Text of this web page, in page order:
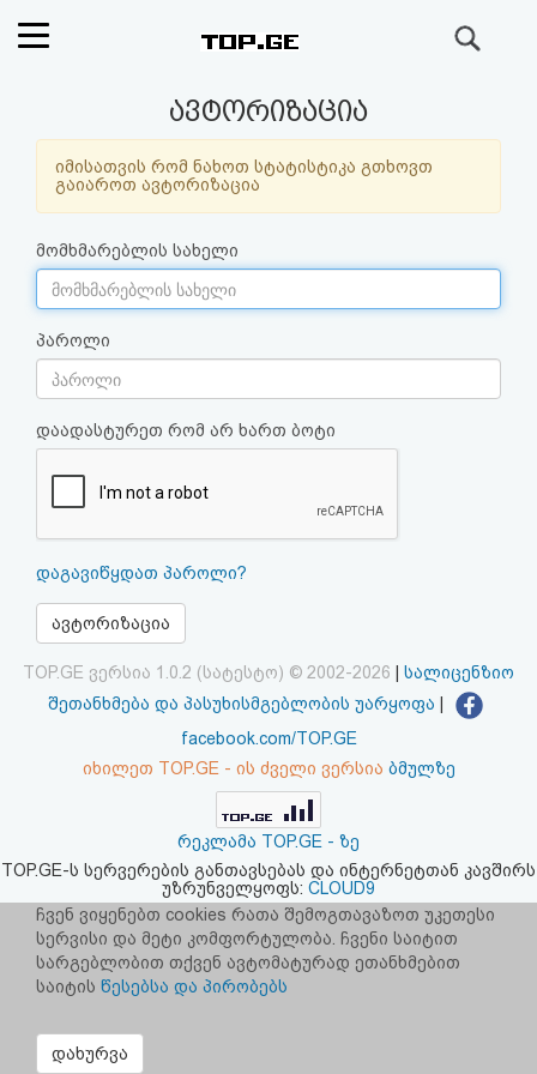
ფოსტა
კითხვა-
პასუხი
ავტორიზაცია
რეგისტრაცია
პაროლის
HTML
კოდი
შეთანხმება
პასუხისმგებლობის
უარყოფა
ავტორიზაცია
იმისათვის რომ ნახოთ სტატისტიკა გთხოვთ
გაიაროთ ავტორიზაცია
მომხმარებლის სახელი
პაროლი
დაადასტურეთ რომ არ ხართ ბოტი
დაგავიწყდათ პაროლი?
ავტორიზაცია
TOP.GE ვერსია 1.0.2 (სატესტო) © 2002-2026
სალიცენზიო
შეთანხმება და პასუხისმგებლობის უარყოფა
facebook.com/TOP.GE
იხილეთ TOP.GE - ის ძველი ვერსია ბმულზე
რეკლამა TOP.GE - ზე
TOP.GE-ს სერვერების განთავსებას და ინტერნეტთან კავშირს
უზრუნველყოფს: CLOUD9
ჩვენ ვიყენებთ cookies რათა შემოგთავაზოთ უკეთესი
სერვისი და მეტი კომფორტულობა. ჩვენი საიტით
სარგებლობით თქვენ ავტომატურად ეთანხმებით
საიტის წესებსა და პირობებს
დახურვა